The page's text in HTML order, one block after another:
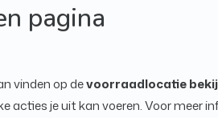
pagina
vinden op devoorraadlocatie
acties je uit kan voeren. Voor meer